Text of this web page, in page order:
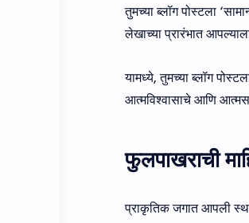
तुमच्या ब्लॉग पोस्टला
लेखाच्या प्रारंभात
यामध्ये, तुमच्या ब्लॉग
आत्मविश्वासाचे आणि
फुलपाखराची
प्राकृतिक जगात आपली